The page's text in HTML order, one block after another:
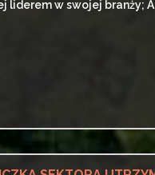
liderem w swojej branży;